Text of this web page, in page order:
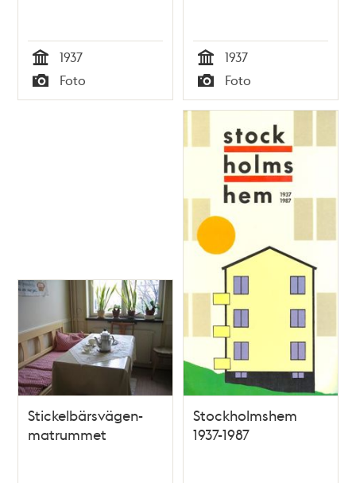
Tid
1937
Typ
Foto Tid
1937
Typ
Foto
Stickelbärsvägen-
matrummet
Stockholmshem
1937-1987